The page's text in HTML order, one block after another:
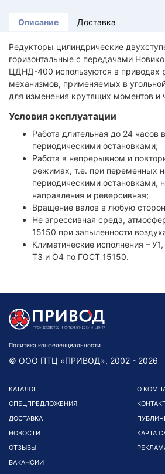
Описание Доставка
Редукторы цилиндрические
горизонтальные с передачами
ЦДНД-400 используются в приводах
механизмов, применяемых в
для изменения крутящих моментов и
Условия эксплуатации
Работа длительная до 24 часов
периодическими остановками;
Работа в непрерывном и
режимах, т.е. при переменных
периодическими остановками,
направления и реверсивная;
Вращение валов в любую
Не агрессивная среда,
15150 при запыленности
Климатические исполнения –
Т3 и О4 по ГОСТ 15150.
Политика конфеденциальности
© ООО ПТЦ «ПРИВОД», 2002 - 2026
КАТАЛОГ
СПЕЦПРЕДЛОЖЕНИЯ
ДОСТАВКА
НОВОСТИ
ОТЗЫВЫ
ВАКАНСИИ
О
КАРТА